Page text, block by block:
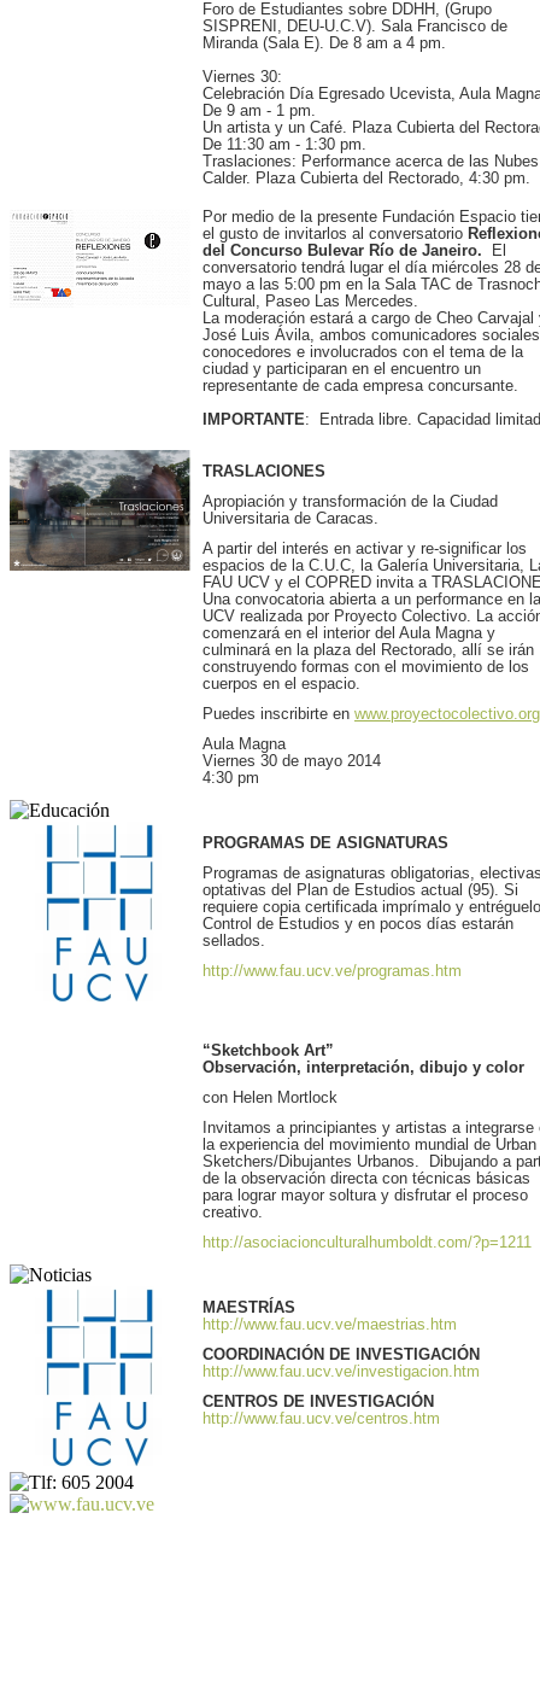
Foro de Estudiantes sobre DDHH, (Grupo
SISPRENI, DEU-U.C.V). Sala Francisco de
Miranda (Sala E). De 8 am a 4 pm.
Viernes 30:
Celebración Día Egresado Ucevista, Aula
De 9 am - 1 pm.
Un artista y un Café. Plaza Cubierta del
De 11:30 am - 1:30 pm.
Traslaciones: Performance acerca de las
Calder. Plaza Cubierta del Rectorado, 4:30 pm.
Por medio de la presente Fundación Espacio
el gusto de invitarlos al conversatorio
del Concurso Bulevar Río de Janeiro. El
conversatorio tendrá lugar el día miércoles 28
mayo a las 5:00 pm en la Sala TAC de
Cultural, Paseo Las Mercedes.
La moderación estará a cargo de Cheo Carvajal
José Luis Ávila, ambos comunicadores sociales
conocedores e involucrados con el tema de la
ciudad y participaran en el encuentro un
representante de cada empresa concursante.
IMPORTANTE: Entrada libre. Capacidad
TRASLACIONES
Apropiación y transformación de la Ciudad
Universitaria de Caracas.
A partir del interés en activar y re-significar los
espacios de la C.U.C, la Galería Universitaria,
FAU UCV y el COPRED invita a
Una convocatoria abierta a un performance en la
UCV realizada por Proyecto Colectivo. La
comenzará en el interior del Aula Magna y
culminará en la plaza del Rectorado, allí se irán
construyendo formas con el movimiento de los
cuerpos en el espacio.
Puedes inscribirte en www.proyectocolectivo.org
Aula Magna
Viernes 30 de mayo 2014
4:30 pm
PROGRAMAS DE ASIGNATURAS
Programas de asignaturas obligatorias,
optativas del Plan de Estudios actual (95). Si
requiere copia certificada imprímalo y
Control de Estudios y en pocos días estarán
sellados.
http://www.fau.ucv.ve/programas.htm
“Sketchbook Art”
Observación, interpretación, dibujo y color
con Helen Mortlock
Invitamos a principiantes y artistas a integrarse
la experiencia del movimiento mundial de Urban
Sketchers/Dibujantes Urbanos. Dibujando a
de la observación directa con técnicas básicas
para lograr mayor soltura y disfrutar el proceso
creativo.
http://asociacionculturalhumboldt.com/?p=1211
MAESTRÍAS
http://www.fau.ucv.ve/maestrias.htm
COORDINACIÓN DE INVESTIGACIÓN
http://www.fau.ucv.ve/investigacion.htm
CENTROS DE INVESTIGACIÓN
http://www.fau.ucv.ve/centros.htm